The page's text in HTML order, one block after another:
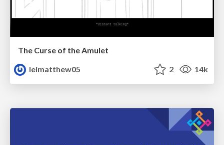
The Curse of the Amulet
leimatthew05
2 14k